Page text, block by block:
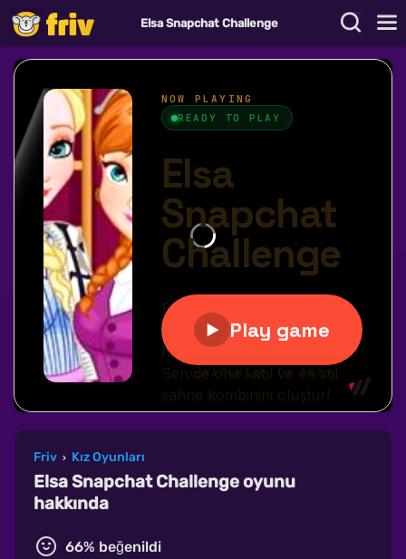
Elsa Snapchat Challenge
Friv › Kız Oyunları
Elsa Snapchat Challenge oyunu
hakkında
66% beğenildi